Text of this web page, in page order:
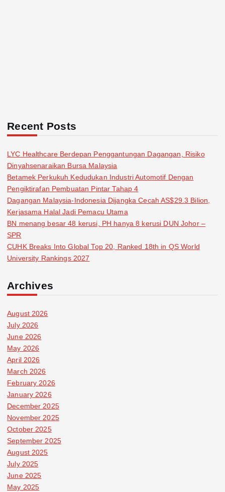
Recent Posts
LYC Healthcare Berdepan Penggantungan Dagangan, Risiko
Dinyahsenaraikan Bursa Malaysia
Betamek Perkukuh Kedudukan Industri Automotif Dengan
Pengiktirafan Pembuatan Pintar Tahap 4
Dagangan Malaysia-Indonesia Dijangka Cecah AS$29.3 Bilion,
Kerjasama Halal Jadi Pemacu Utama
BN menang besar 48 kerusi, PH hanya 8 kerusi DUN Johor –
SPR
CUHK Breaks Into Global Top 20, Ranked 18th in QS World
University Rankings 2027
Archives
August 2026
July 2026
June 2026
May 2026
April 2026
March 2026
February 2026
January 2026
December 2025
November 2025
October 2025
September 2025
August 2025
July 2025
June 2025
May 2025